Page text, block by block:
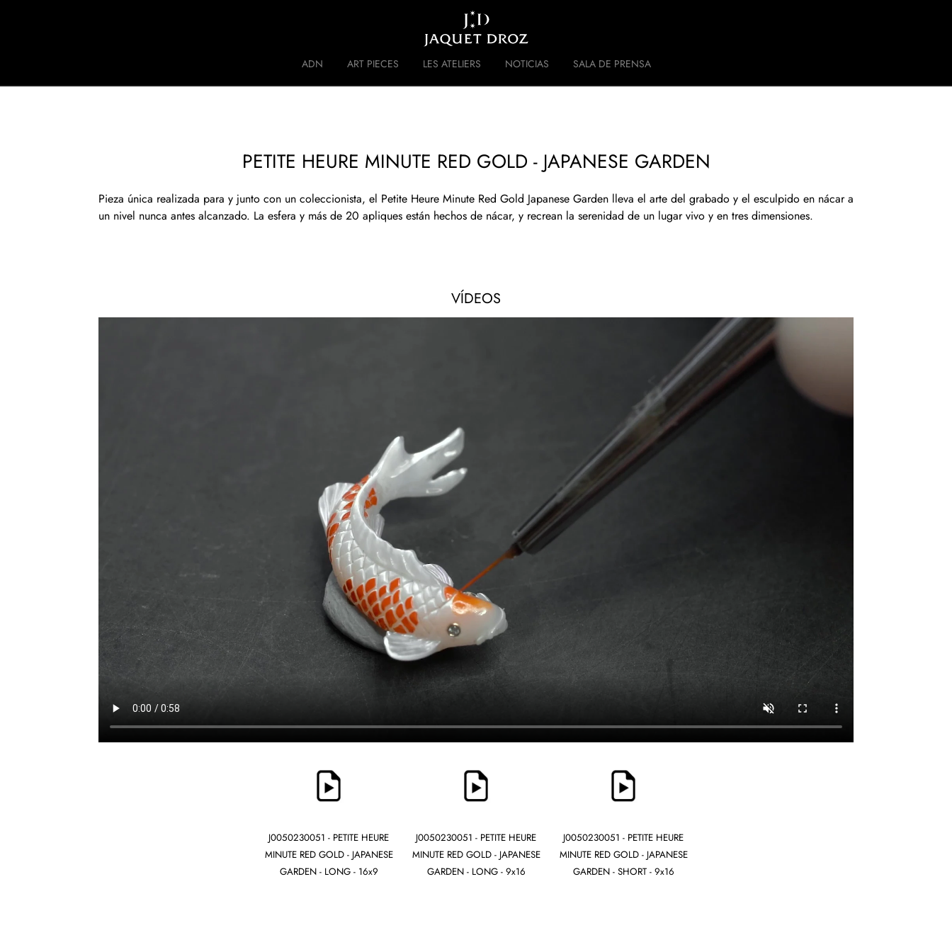
ADN ART PIECES LES ATELIERS NOTICIAS SALA DE PRENSA
PETITE HEURE MINUTE RED GOLD - JAPANESE GARDEN
Pieza única realizada para y junto con un coleccionista, el Petite Heure Minute Red Gold Japanese Garden lleva el arte del grabado y el esculpido en nácar a
un nivel nunca antes alcanzado. La esfera y más de 20 apliques están hechos de nácar, y recrean la serenidad de un lugar vivo y en tres dimensiones.
VÍDEOS
J0050230051 - PETITE HEURE
MINUTE RED GOLD - JAPANESE
GARDEN - LONG - 16x9
J0050230051 - PETITE HEURE
MINUTE RED GOLD - JAPANESE
GARDEN - LONG - 9x16
J0050230051 - PETITE HEURE
MINUTE RED GOLD - JAPANESE
GARDEN - SHORT - 9x16